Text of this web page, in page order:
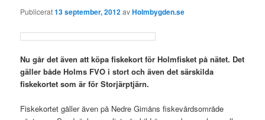
Publicerat13 september, 2012avHolmbygden.se
Nu går det även att köpa fiskekort för Holmfisket på nätet. Det
gäller både Holms FVO i stort och även det särskilda
fiskekortet som är för Storjärptjärn.
Fiskekortet gäller även på Nedre Gimåns fiskevårdsområde